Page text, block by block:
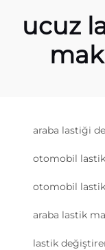
ucuz
araba lastiği
otomobil
otomobil
araba lastik
lastik